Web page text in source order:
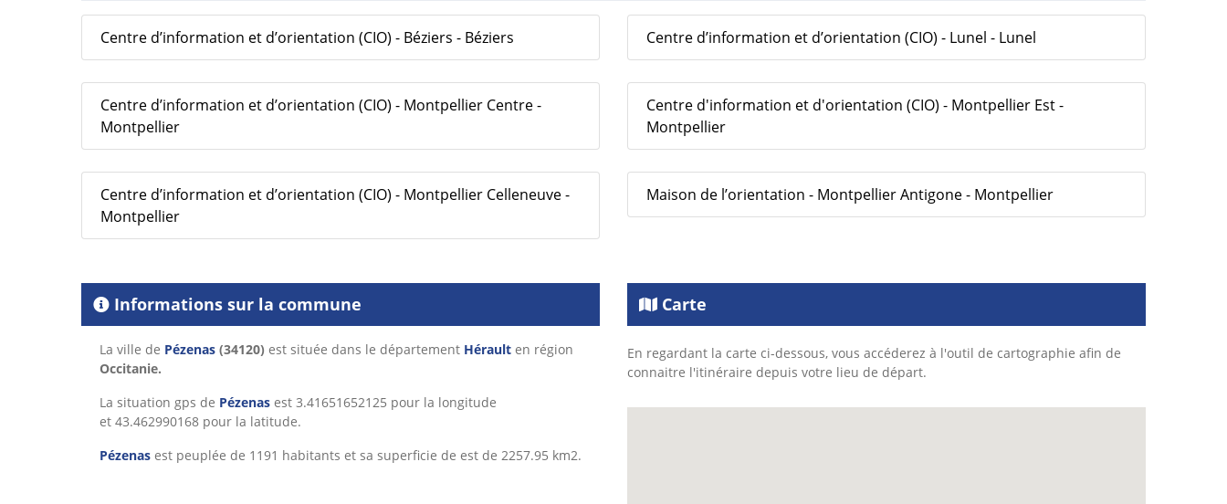
Centre d’information et d’orientation (CIO) - Béziers - Béziers Centre d’information et d’orientation (CIO) - Lunel - Lunel
Centre d’information et d’orientation (CIO) - Montpellier Centre -
Montpellier
Centre d'information et d'orientation (CIO) - Montpellier Est -
Montpellier
Centre d’information et d’orientation (CIO) - Montpellier Celleneuve -
Montpellier
Maison de l’orientation - Montpellier Antigone - Montpellier
Informations sur la commune
La ville de Pézenas (34120) est située dans le département Hérault en région
Occitanie.
La situation gps de Pézenas est 3.41651652125 pour la longitude
et 43.462990168 pour la latitude.
Pézenas est peuplée de 1191 habitants et sa superficie de est de 2257.95 km2.
Carte
En regardant la carte ci-dessous, vous accéderez à l'outil de cartographie afin de
connaitre l'itinéraire depuis votre lieu de départ.